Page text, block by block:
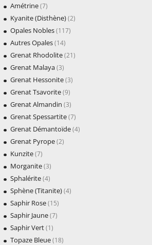
Amétrine(7)
Kyanite (Disthène)(2)
Opales Nobles(117)
Autres Opales(14)
Grenat Rhodolite(21)
Grenat Malaya(3)
Grenat Hessonite(3)
Grenat Tsavorite(9)
Grenat Almandin (3)
Grenat Spessartite(7)
Grenat Démantoïde(4)
Grenat Pyrope(2)
Kunzite(7)
Morganite(3)
Sphalérite(4)
Sphène (Titanite)(4)
Saphir Rose(15)
Saphir Jaune(7)
Saphir Vert(1)
Topaze Bleue(18)